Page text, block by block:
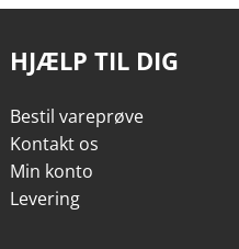
HJÆLP TIL DIG
Bestil vareprøve
Kontakt os
Min konto
Levering